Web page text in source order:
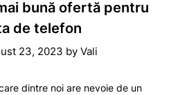
bună ofertă pentru
de telefon
23, 2023 by Vali
dintre noi are nevoie de un